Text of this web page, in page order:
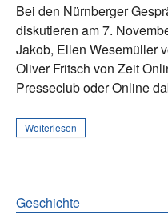
Bei den Nürnberger
diskutieren am 7.
Jakob, Ellen Wesemüller
Oliver Fritsch von Zeit
Presseclub oder Online
Weiterlesen
Geschichte